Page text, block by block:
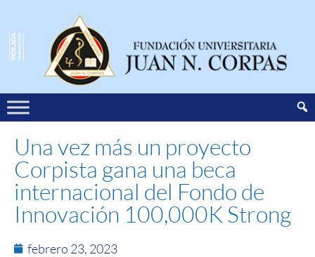
Una vez más un proyecto
Corpista gana una beca
internacional del Fondo de
Innovación 100,000K Strong
febrero 23, 2023